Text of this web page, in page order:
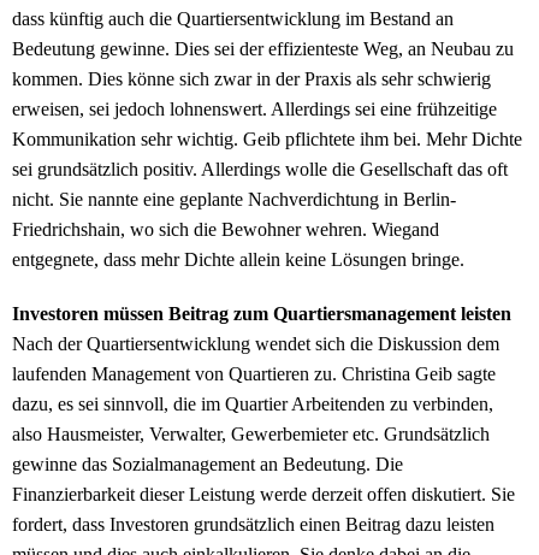
dass künftig auch die Quartiersentwicklung im Bestand an
Bedeutung gewinne. Dies sei der effizienteste Weg, an Neubau zu
kommen. Dies könne sich zwar in der Praxis als sehr schwierig
erweisen, sei jedoch lohnenswert. Allerdings sei eine frühzeitige
Kommunikation sehr wichtig. Geib pflichtete ihm bei. Mehr Dichte
sei grundsätzlich positiv. Allerdings wolle die Gesellschaft das oft
nicht. Sie nannte eine geplante Nachverdichtung in Berlin-
Friedrichshain, wo sich die Bewohner wehren. Wiegand
entgegnete, dass mehr Dichte allein keine Lösungen bringe.
Investoren müssen Beitrag zum Quartiersmanagement leisten
Nach der Quartiersentwicklung wendet sich die Diskussion dem
laufenden Management von Quartieren zu. Christina Geib sagte
dazu, es sei sinnvoll, die im Quartier Arbeitenden zu verbinden,
also Hausmeister, Verwalter, Gewerbemieter etc. Grundsätzlich
gewinne das Sozialmanagement an Bedeutung. Die
Finanzierbarkeit dieser Leistung werde derzeit offen diskutiert. Sie
fordert, dass Investoren grundsätzlich einen Beitrag dazu leisten